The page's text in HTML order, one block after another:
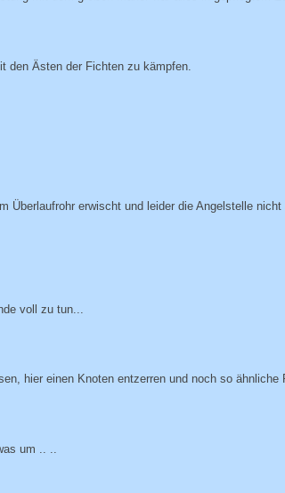
den Ästen der Fichten zu kämpfen.
Überlaufrohr erwischt und leider die Angelstelle nicht
voll zu tun...
hier einen Knoten entzerren und noch so
um .. ..